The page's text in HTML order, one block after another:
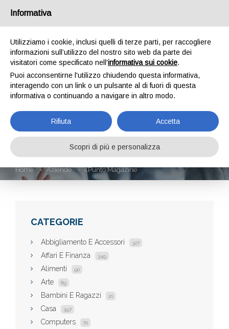
ILPUNTO
MAGAZINE
Home Aziende ilPunto Magazine
CATEGORIE
Abbigliamento E Accessori 327
Affari E Finanza 349
Alimenti 90
Arte 89
Bambini E Ragazzi 21
Casa 397
Computers 70
Informativa
Utilizziamo i cookie, inclusi quelli di terze parti, per raccogliere
informazioni sull’utilizzo del nostro sito web da parte dei
visitatori come specificato nell'informativa sui cookie.
Puoi acconsentirne l'utilizzo chiudendo questa informativa,
interagendo con un link o un pulsante al di fuori di questa
informativa o continuando a navigare in altro modo.
Rifiuta Accetta
Scopri di più e personalizza